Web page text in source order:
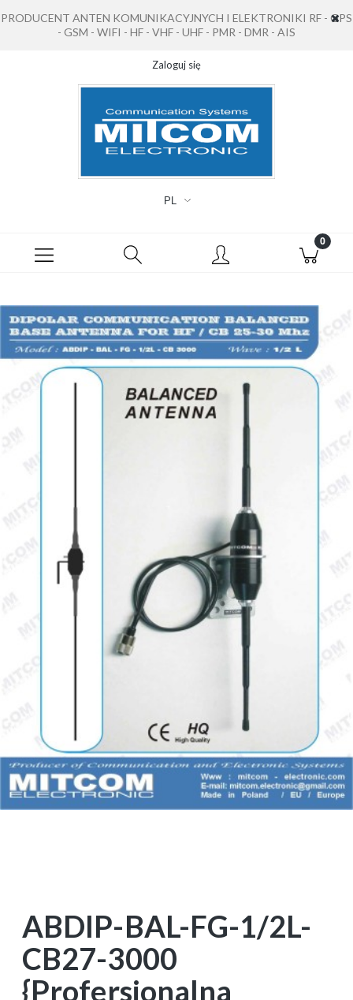
PRODUCENT ANTEN KOMUNIKACYJNYCH I ELEKTRONIKI RF - GPS
- GSM - WIFI - HF - VHF - UHF - PMR - DMR - AIS
Zaloguj się
ABDIP-BAL-FG-1/2L-
CB27-3000
{Profersjonalna